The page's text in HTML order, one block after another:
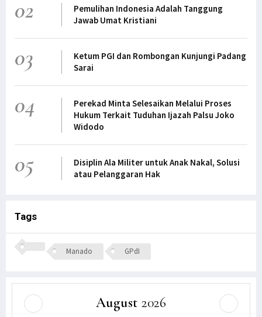
02
Pemulihan Indonesia Adalah Tanggung
Jawab Umat Kristiani
03
Ketum PGI dan Rombongan Kunjungi Padang
Sarai
04
Perekad Minta Selesaikan Melalui Proses
Hukum Terkait Tuduhan Ijazah Palsu Joko
Widodo
05
Disiplin Ala Militer untuk Anak Nakal, Solusi
atau Pelanggaran Hak
Tags
Manado GPdI
August 2026